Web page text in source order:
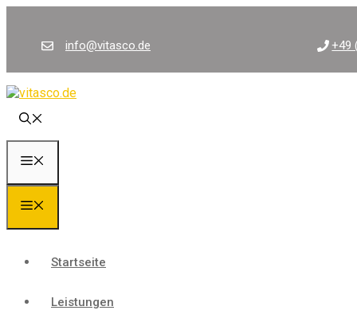
springen
info@vitasco.de +49
Startseite
Leistungen